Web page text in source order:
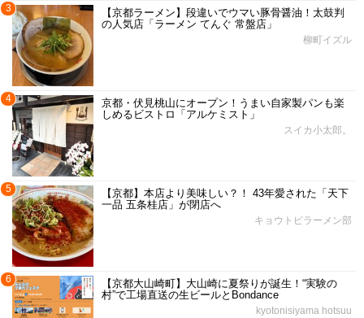
3
【京都ラーメン】段違いでウマい豚骨醤油！太鼓判
の人気店「ラーメン てんぐ 常盤店」
柳町イズル
4
京都・伏見桃山にオープン！うまい自家製パンも楽
しめるビストロ「アルケミスト」
スイカ小太郎。
5
【京都】本店より美味しい？！ 43年愛された「天下
一品 五条桂店」が閉店へ
キョウトピラーメン部
6
【京都大山崎町】大山崎に夏祭りが誕生！“実験の
村”で工場直送の生ビールとBondance
kyotonisiyama hotsuu